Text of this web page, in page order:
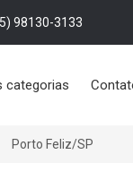
98130-3133
categorias
Porto Feliz/SP